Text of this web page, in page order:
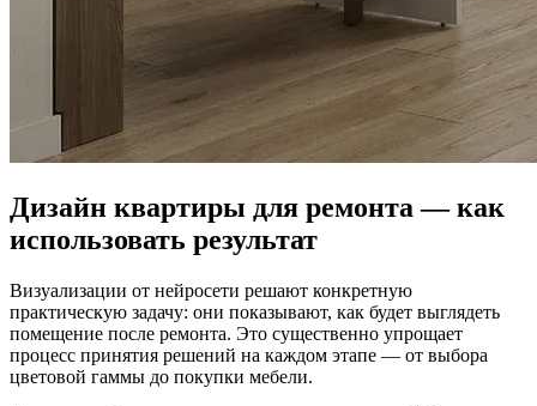
Дизайн квартиры для ремонта — как
использовать результат
Визуализации от нейросети решают конкретную
практическую задачу: они показывают, как будет выглядеть
помещение после ремонта. Это существенно упрощает
процесс принятия решений на каждом этапе — от выбора
цветовой гаммы до покупки мебели.